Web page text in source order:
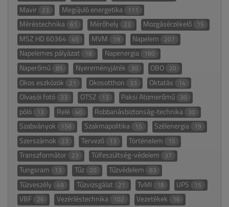
Mavir 23 Megújuló energetika 111
Méréstechnika 61 Mérőhely 23 Mozgásérzékelő 15
MSZ HD 60364 45 MVM 19 Napelem 207
Napelemes pályázat 18 Napenergia 180
Naperőmű 85 Nyereményjáték 30 OBO 20
Okos eszközök 21 Okosotthon 33 Oktatás 14
Olvasói fotó 33 OTSZ 13 Paksi Atomerőmű 30
póló 13 Relé 40 Robbanásbiztonság-technika 30
Szabványok 158 Szakmapolitika 15 Szélenergia 19
Szerszámok 23 Tervező 13 Történelem 15
Transzformátor 23 Túlfeszültség-védelem 37
Tungsram 13 Tűz 20 Tűzvédelem 83
Tűzveszély 49 Tűzvizsgálat 21 TvMI 18 UPS 15
VBF 26 Vezérléstechnika 102 Vezetékek 16